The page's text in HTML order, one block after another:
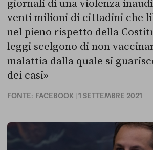
giornali di una violenza
venti milioni di cittadini che
nel pieno rispetto della
leggi scelgono di non
malattia dalla quale si
dei casi»
FONTE: FACEBOOK | 1 SETTEMBRE 2021